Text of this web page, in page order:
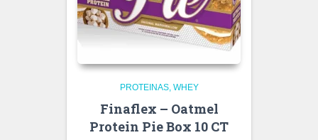
PROTEINAS WHEY
Finaflex – Oatmel
Protein Pie Box 10 CT